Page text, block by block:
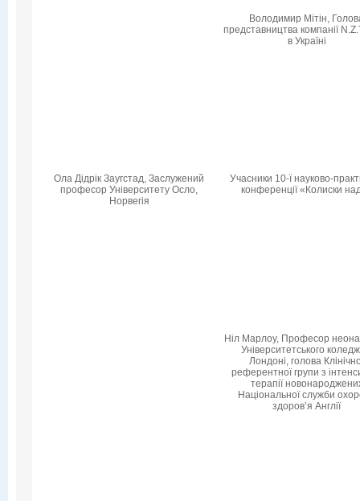
Володимир Мітін,
представництва компанії
в Україні
Ола Дідрік Заугстад, Заслужений
професор Університету Осло,
Норвегія
Учасники 10-ї науково-
конференції «Колиски
Ніл Марлоу, Професор
Університетського
Лондоні, голова
референтної групи з
терапії
Національної служби
здоров’я Англії